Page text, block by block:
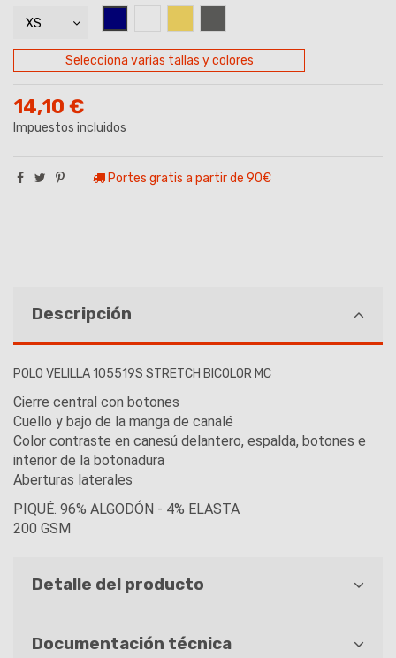
Selecciona varias tallas y colores
14,10 €
Impuestos incluidos
Portes gratis a partir de 90€
Descripción
POLO VELILLA 105519S STRETCH BICOLOR MC
Cierre central con botones
Cuello y bajo de la manga de canalé
Color contraste en canesú delantero, espalda, botones e
interior de la botonadura
Aberturas laterales
PIQUÉ. 96% ALGODÓN - 4% ELASTA
200 GSM
Detalle del producto
Documentación técnica